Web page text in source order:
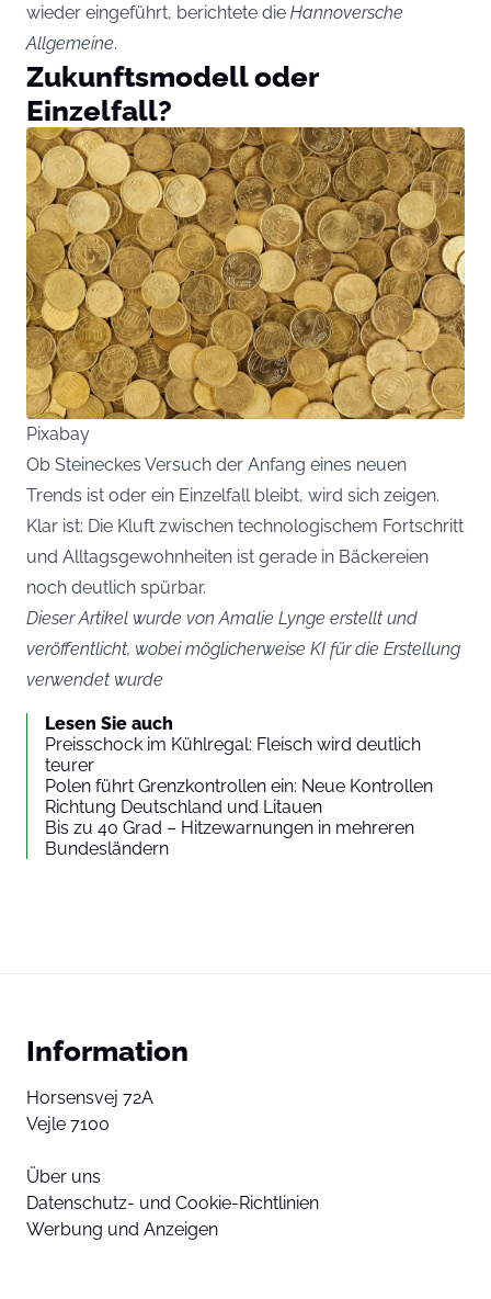
wieder eingeführt, berichtete die Hannoversche
Allgemeine.
Zukunftsmodell oder
Einzelfall?
Pixabay
Ob Steineckes Versuch der Anfang eines neuen
Trends ist oder ein Einzelfall bleibt, wird sich zeigen.
Klar ist: Die Kluft zwischen technologischem Fortschritt
und Alltagsgewohnheiten ist gerade in Bäckereien
noch deutlich spürbar.
Dieser Artikel wurde von Amalie Lynge erstellt und
veröffentlicht, wobei möglicherweise KI für die Erstellung
verwendet wurde
Lesen Sie auch
Preisschock im Kühlregal: Fleisch wird deutlich
teurer
Polen führt Grenzkontrollen ein: Neue Kontrollen
Richtung Deutschland und Litauen
Bis zu 40 Grad – Hitzewarnungen in mehreren
Bundesländern
Information
Horsensvej 72A
Vejle 7100
Über uns
Datenschutz- und Cookie-Richtlinien
Werbung und Anzeigen